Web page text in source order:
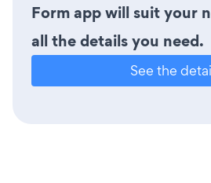
Form app will suit your
all the details you need.
See the